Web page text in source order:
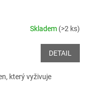
Skladem (>2 ks)
DETAIL
který vyživuje